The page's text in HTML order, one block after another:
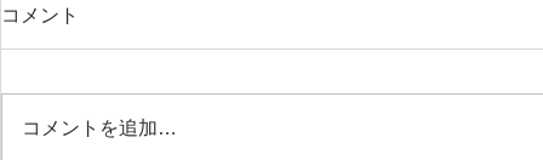
コメント
コメントを追加…